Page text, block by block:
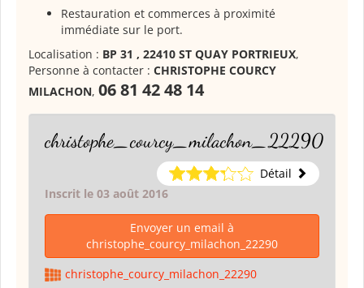
Restauration et commerces à proximité
immédiate sur le port.
Localisation : BP 31 , 22410 ST QUAY PORTRIEUX,
Personne à contacter : CHRISTOPHE COURCY
MILACHON, 06 81 42 48 14
christophe_courcy_milachon_22290
Détail
Inscrit le 03 août 2016
Envoyer un email à
christophe_courcy_milachon_22290
christophe_courcy_milachon_22290